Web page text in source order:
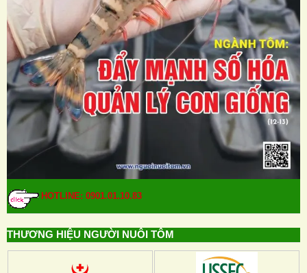
HOTLINE: 0901.01.10.83
THƯƠNG HIỆU NGƯỜI NUÔI TÔM